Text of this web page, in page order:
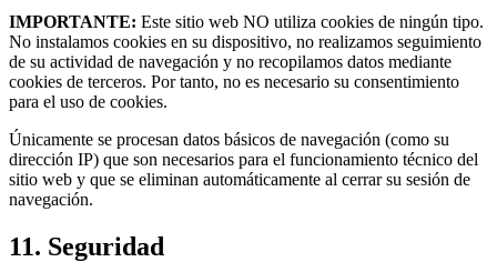
IMPORTANTE: Este sitio web NO utiliza cookies de ningún tipo.
No instalamos cookies en su dispositivo, no realizamos seguimiento
de su actividad de navegación y no recopilamos datos mediante
cookies de terceros. Por tanto, no es necesario su consentimiento
para el uso de cookies.
Únicamente se procesan datos básicos de navegación (como su
dirección IP) que son necesarios para el funcionamiento técnico del
sitio web y que se eliminan automáticamente al cerrar su sesión de
navegación.
11. Seguridad